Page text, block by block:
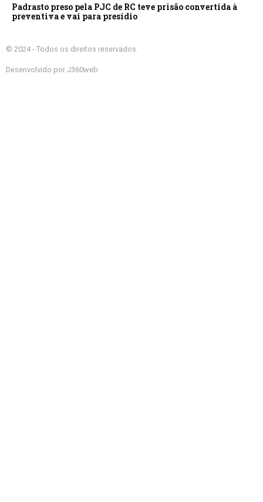
Padrasto preso pela PJC de RC teve prisão convertida à
preventiva e vai para presídio
© 2024 - Todos os direitos reservados.
Desenvolvido por J360web